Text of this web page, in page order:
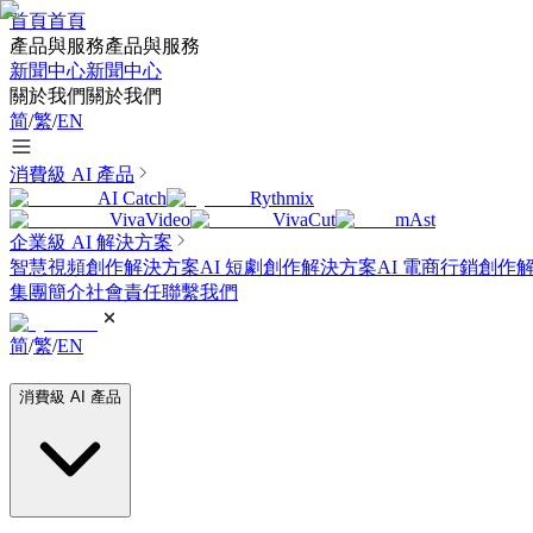
首頁首頁
產品與服務產品與服務
新聞中心新聞中心
關於我們關於我們
简/繁/EN
消費級 AI 產品
AI Catch
Rythmix
VivaVideo
VivaCut
mAst
企業級 AI 解決方案
智慧視頻創作解決方案AI 短劇創作解決方案AI 電商行銷創作
集團簡介社會責任聯繫我們
简/繁/EN
消費級 AI 產品